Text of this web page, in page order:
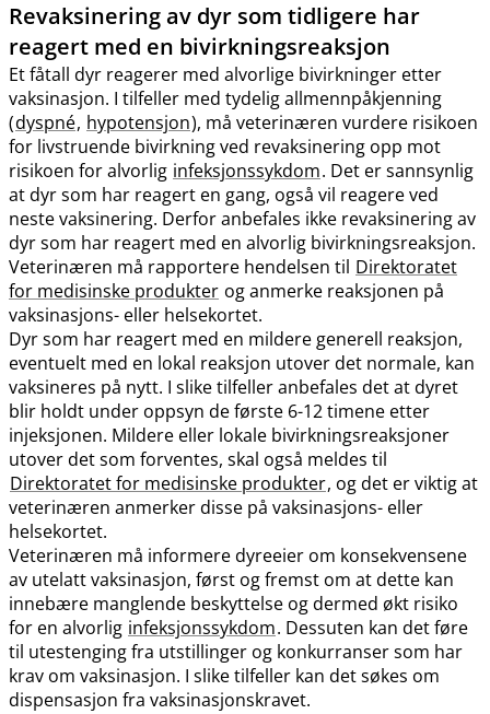
Revaksinering av dyr som tidligere har
reagert med en bivirkningsreaksjon
Et fåtall dyr reagerer med alvorlige bivirkninger etter
vaksinasjon. I tilfeller med tydelig allmennpåkjenning
(dyspné, hypotensjon), må veterinæren vurdere risikoen
for livstruende bivirkning ved revaksinering opp mot
risikoen for alvorlig infeksjonssykdom. Det er sannsynlig
at dyr som har reagert en gang, også vil reagere ved
neste vaksinering. Derfor anbefales ikke revaksinering av
dyr som har reagert med en alvorlig bivirkningsreaksjon.
Veterinæren må rapportere hendelsen til Direktoratet
for medisinske produkter og anmerke reaksjonen på
vaksinasjons- eller helsekortet.
Dyr som har reagert med en mildere generell reaksjon,
eventuelt med en lokal reaksjon utover det normale, kan
vaksineres på nytt. I slike tilfeller anbefales det at dyret
blir holdt under oppsyn de første 6-12 timene etter
injeksjonen. Mildere eller lokale bivirkningsreaksjoner
utover det som forventes, skal også meldes til
Direktoratet for medisinske produkter, og det er viktig at
veterinæren anmerker disse på vaksinasjons- eller
helsekortet.
Veterinæren må informere dyreeier om konsekvensene
av utelatt vaksinasjon, først og fremst om at dette kan
innebære manglende beskyttelse og dermed økt risiko
for en alvorlig infeksjonssykdom. Dessuten kan det føre
til utestenging fra utstillinger og konkurranser som har
krav om vaksinasjon. I slike tilfeller kan det søkes om
dispensasjon fra vaksinasjonskravet.